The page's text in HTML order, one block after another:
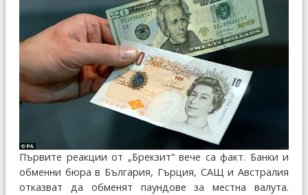
Първите реакции от „Брекзит“ вече са факт. Банки и
обменни бюра в България, Гърция, САЩ и Австралия
отказват да обменят паундове за местна валута.